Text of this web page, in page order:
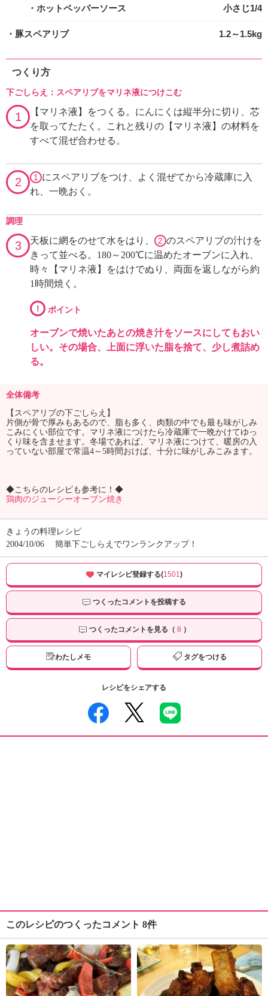
・ホットペッパーソース 小さじ1/4
・豚スペアリブ 1.2～1.5kg
つくり方
下ごしらえ：スペアリブをマリネ液につけこむ
1
【マリネ液】をつくる。にんにくは縦半分に切り、芯
を取ってたたく。これと残りの【マリネ液】の材料を
すべて混ぜ合わせる。
2 1
にスペアリブをつけ、よく混ぜてから冷蔵庫に入
れ、一晩おく。
調理
3 天板に網をのせて水をはり、 2 のスペアリブの汁けを
きって並べる。180～200℃に温めたオーブンに入れ、
時々【マリネ液】をはけでぬり、両面を返しながら約
1時間焼く。
! ポイント
オーブンで焼いたあとの焼き汁をソースにしてもおい
しい。その場合、上面に浮いた脂を捨て、少し煮詰め
る。
全体備考
【スペアリブの下ごしらえ】
片側が骨で厚みもあるので、脂も多く、肉類の中でも最も味がしみ
こみにくい部位です。マリネ液につけたら冷蔵庫で一晩かけてゆっ
くり味を含ませます。冬場であれば、マリネ液につけて、暖房の入
っていない部屋で常温4～5時間おけば、十分に味がしみこみます。
◆こちらのレシピも参考に！◆
鶏肉のジューシーオーブン焼き
きょうの料理レシピ
2004/10/06
簡単下ごしらえでワンランクアップ！
マイレシピ登録する(1501)
つくったコメントを投稿する
つくったコメントを見る（ 8 ）
わたしメモ タグをつける
レシピをシェアする
このレシピのつくったコメント 8件